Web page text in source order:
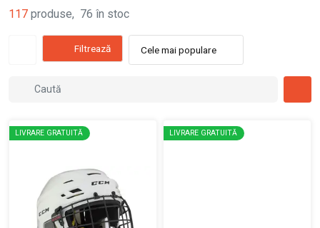
117 produse, 76 în stoc
Filtrează Cele mai populare
LIVRARE GRATUITĂ LIVRARE GRATUITĂ